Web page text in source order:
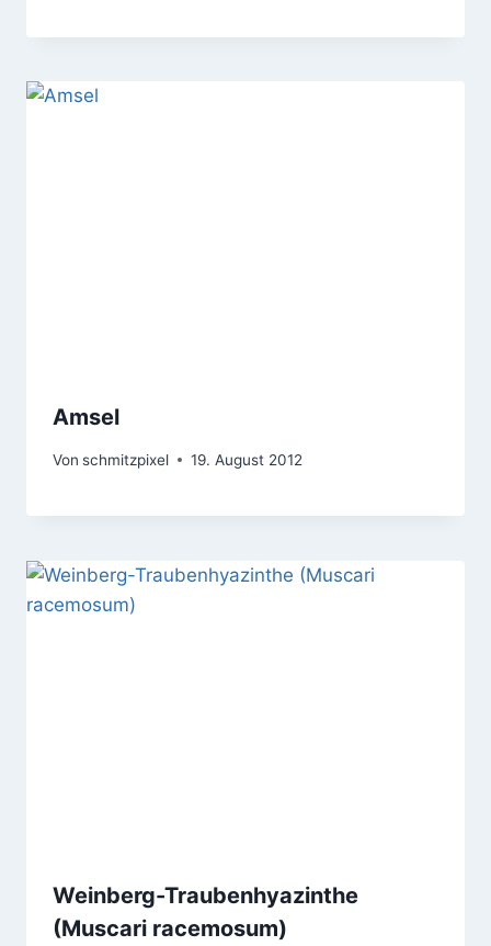
Amsel
Von schmitzpixel 19. August 2012
Weinberg-Traubenhyazinthe
(Muscari racemosum)